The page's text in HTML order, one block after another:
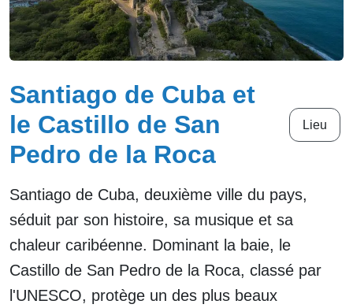
Santiago de Cuba et
le Castillo de San
Pedro de la Roca
Lieu
Santiago de Cuba, deuxième ville du pays,
séduit par son histoire, sa musique et sa
chaleur caribéenne. Dominant la baie, le
Castillo de San Pedro de la Roca, classé par
l'UNESCO, protège un des plus beaux